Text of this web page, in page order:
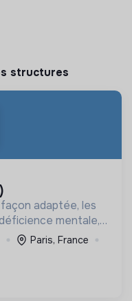
structures
adaptée, les
mentale,
Paris, France